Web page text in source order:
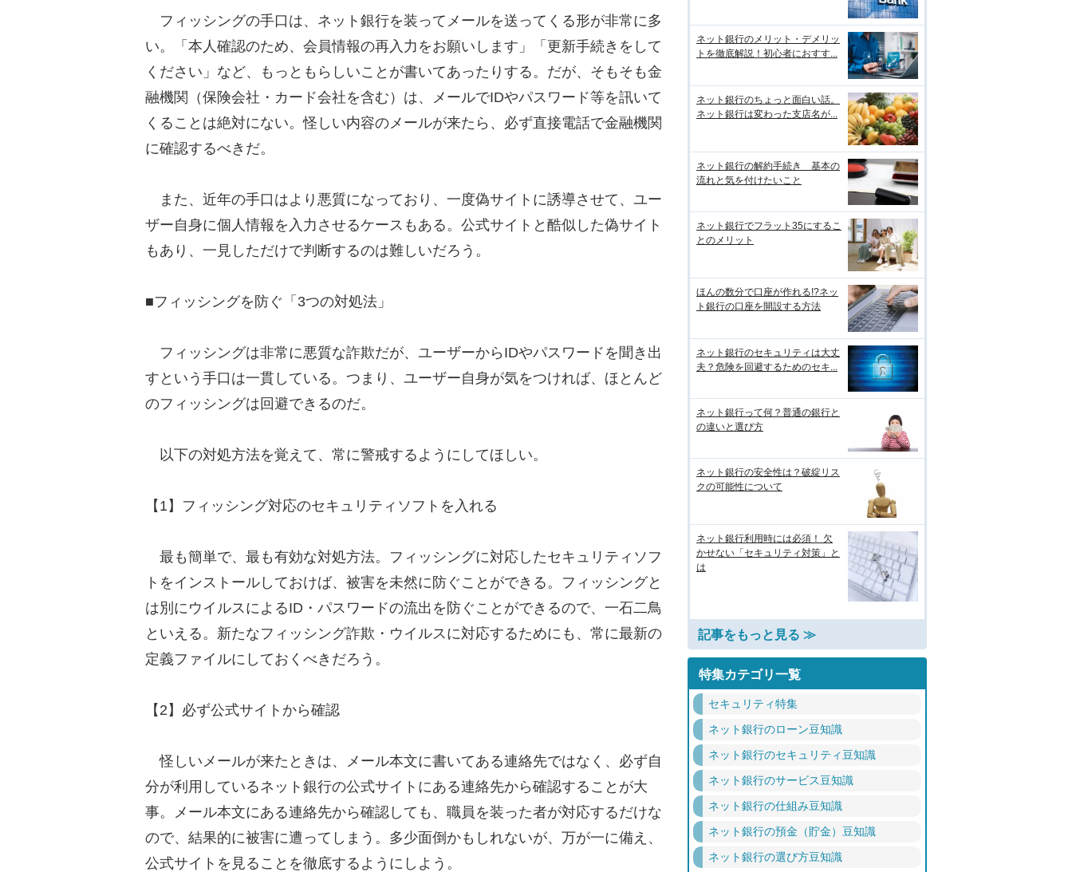
フィッシングの手口は、ネット銀行を装ってメールを送ってくる形が非常に多
い。「本人確認のため、会員情報の再入力をお願いします」「更新手続きをして
ください」など、もっともらしいことが書いてあったりする。だが、そもそも金
融機関（保険会社・カード会社を含む）は、メールでIDやパスワード等を訊いて
くることは絶対にない。怪しい内容のメールが来たら、必ず直接電話で金融機関
に確認するべきだ。
また、近年の手口はより悪質になっており、一度偽サイトに誘導させて、ユー
ザー自身に個人情報を入力させるケースもある。公式サイトと酷似した偽サイト
もあり、一見しただけで判断するのは難しいだろう。
■フィッシングを防ぐ「3つの対処法」
フィッシングは非常に悪質な詐欺だが、ユーザーからIDやパスワードを聞き出
すという手口は一貫している。つまり、ユーザー自身が気をつければ、ほとんど
のフィッシングは回避できるのだ。
以下の対処方法を覚えて、常に警戒するようにしてほしい。
【1】フィッシング対応のセキュリティソフトを入れる
最も簡単で、最も有効な対処方法。フィッシングに対応したセキュリティソフ
トをインストールしておけば、被害を未然に防ぐことができる。フィッシングと
は別にウイルスによるID・パスワードの流出を防ぐことができるので、一石二鳥
といえる。新たなフィッシング詐欺・ウイルスに対応するためにも、常に最新の
定義ファイルにしておくべきだろう。
【2】必ず公式サイトから確認
怪しいメールが来たときは、メール本文に書いてある連絡先ではなく、必ず自
分が利用しているネット銀行の公式サイトにある連絡先から確認することが大
事。メール本文にある連絡先から確認しても、職員を装った者が対応するだけな
ので、結果的に被害に遭ってしまう。多少面倒かもしれないが、万が一に備え、
公式サイトを見ることを徹底するようにしよう。
ネット銀行のメリット・デメリッ
トを徹底解説！初心者におすす...
ネット銀行のちょっと面白い話。
ネット銀行は変わった支店名が...
ネット銀行の解約手続き 基本の
流れと気を付けたいこと
ネット銀行でフラット35にするこ
とのメリット
ほんの数分で口座が作れる!?ネッ
ト銀行の口座を開設する方法
ネット銀行のセキュリティは大丈
夫？危険を回避するためのセキ...
ネット銀行って何？普通の銀行と
の違いと選び方
ネット銀行の安全性は？破綻リス
クの可能性について
ネット銀行利用時には必須！ 欠
かせない「セキュリティ対策」と
は
記事をもっと見る ≫
特集カテゴリ一覧
セキュリティ特集
ネット銀行のローン豆知識
ネット銀行のセキュリティ豆知識
ネット銀行のサービス豆知識
ネット銀行の仕組み豆知識
ネット銀行の預金（貯金）豆知識
ネット銀行の選び方豆知識